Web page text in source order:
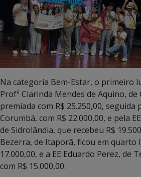
Na categoria Bem-Estar, o primeiro
Profª Clarinda Mendes de Aquino, de
premiada com R$ 25.250,00, seguida
Corumbá, com R$ 22.000,00, e pela
de Sidrolândia, que recebeu R$
Bezerra, de Itaporã, ficou em quarto
17.000,00, e a EE Eduardo Perez, de
com R$ 15.000,00.